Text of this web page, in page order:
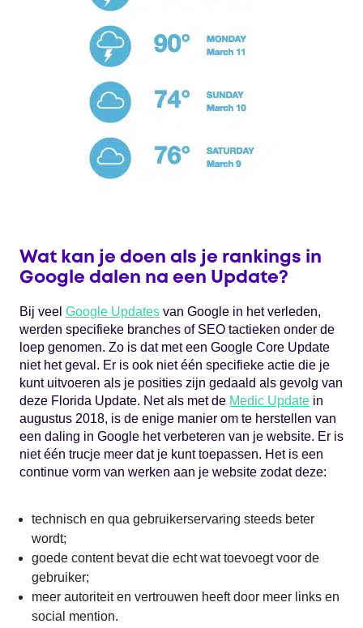
Wat kan je doen als je rankings in
Google dalen na een Update?
Bij veel Google Updates van Google in het verleden,
werden specifieke branches of SEO tactieken onder de
loep genomen. Zo is dat met een Google Core Update
niet het geval. Er is ook niet één specifieke actie die je
kunt uitvoeren als je posities zijn gedaald als gevolg van
deze Florida Update. Net als met de Medic Update in
augustus 2018, is de enige manier om te herstellen van
een daling in Google het verbeteren van je website. Er is
niet één trucje meer dat je kunt toepassen. Het is een
continue vorm van werken aan je website zodat deze:
technisch en qua gebruikerservaring steeds beter
wordt;
goede content bevat die echt wat toevoegt voor de
gebruiker;
meer autoriteit en vertrouwen heeft door meer links en
social mention.